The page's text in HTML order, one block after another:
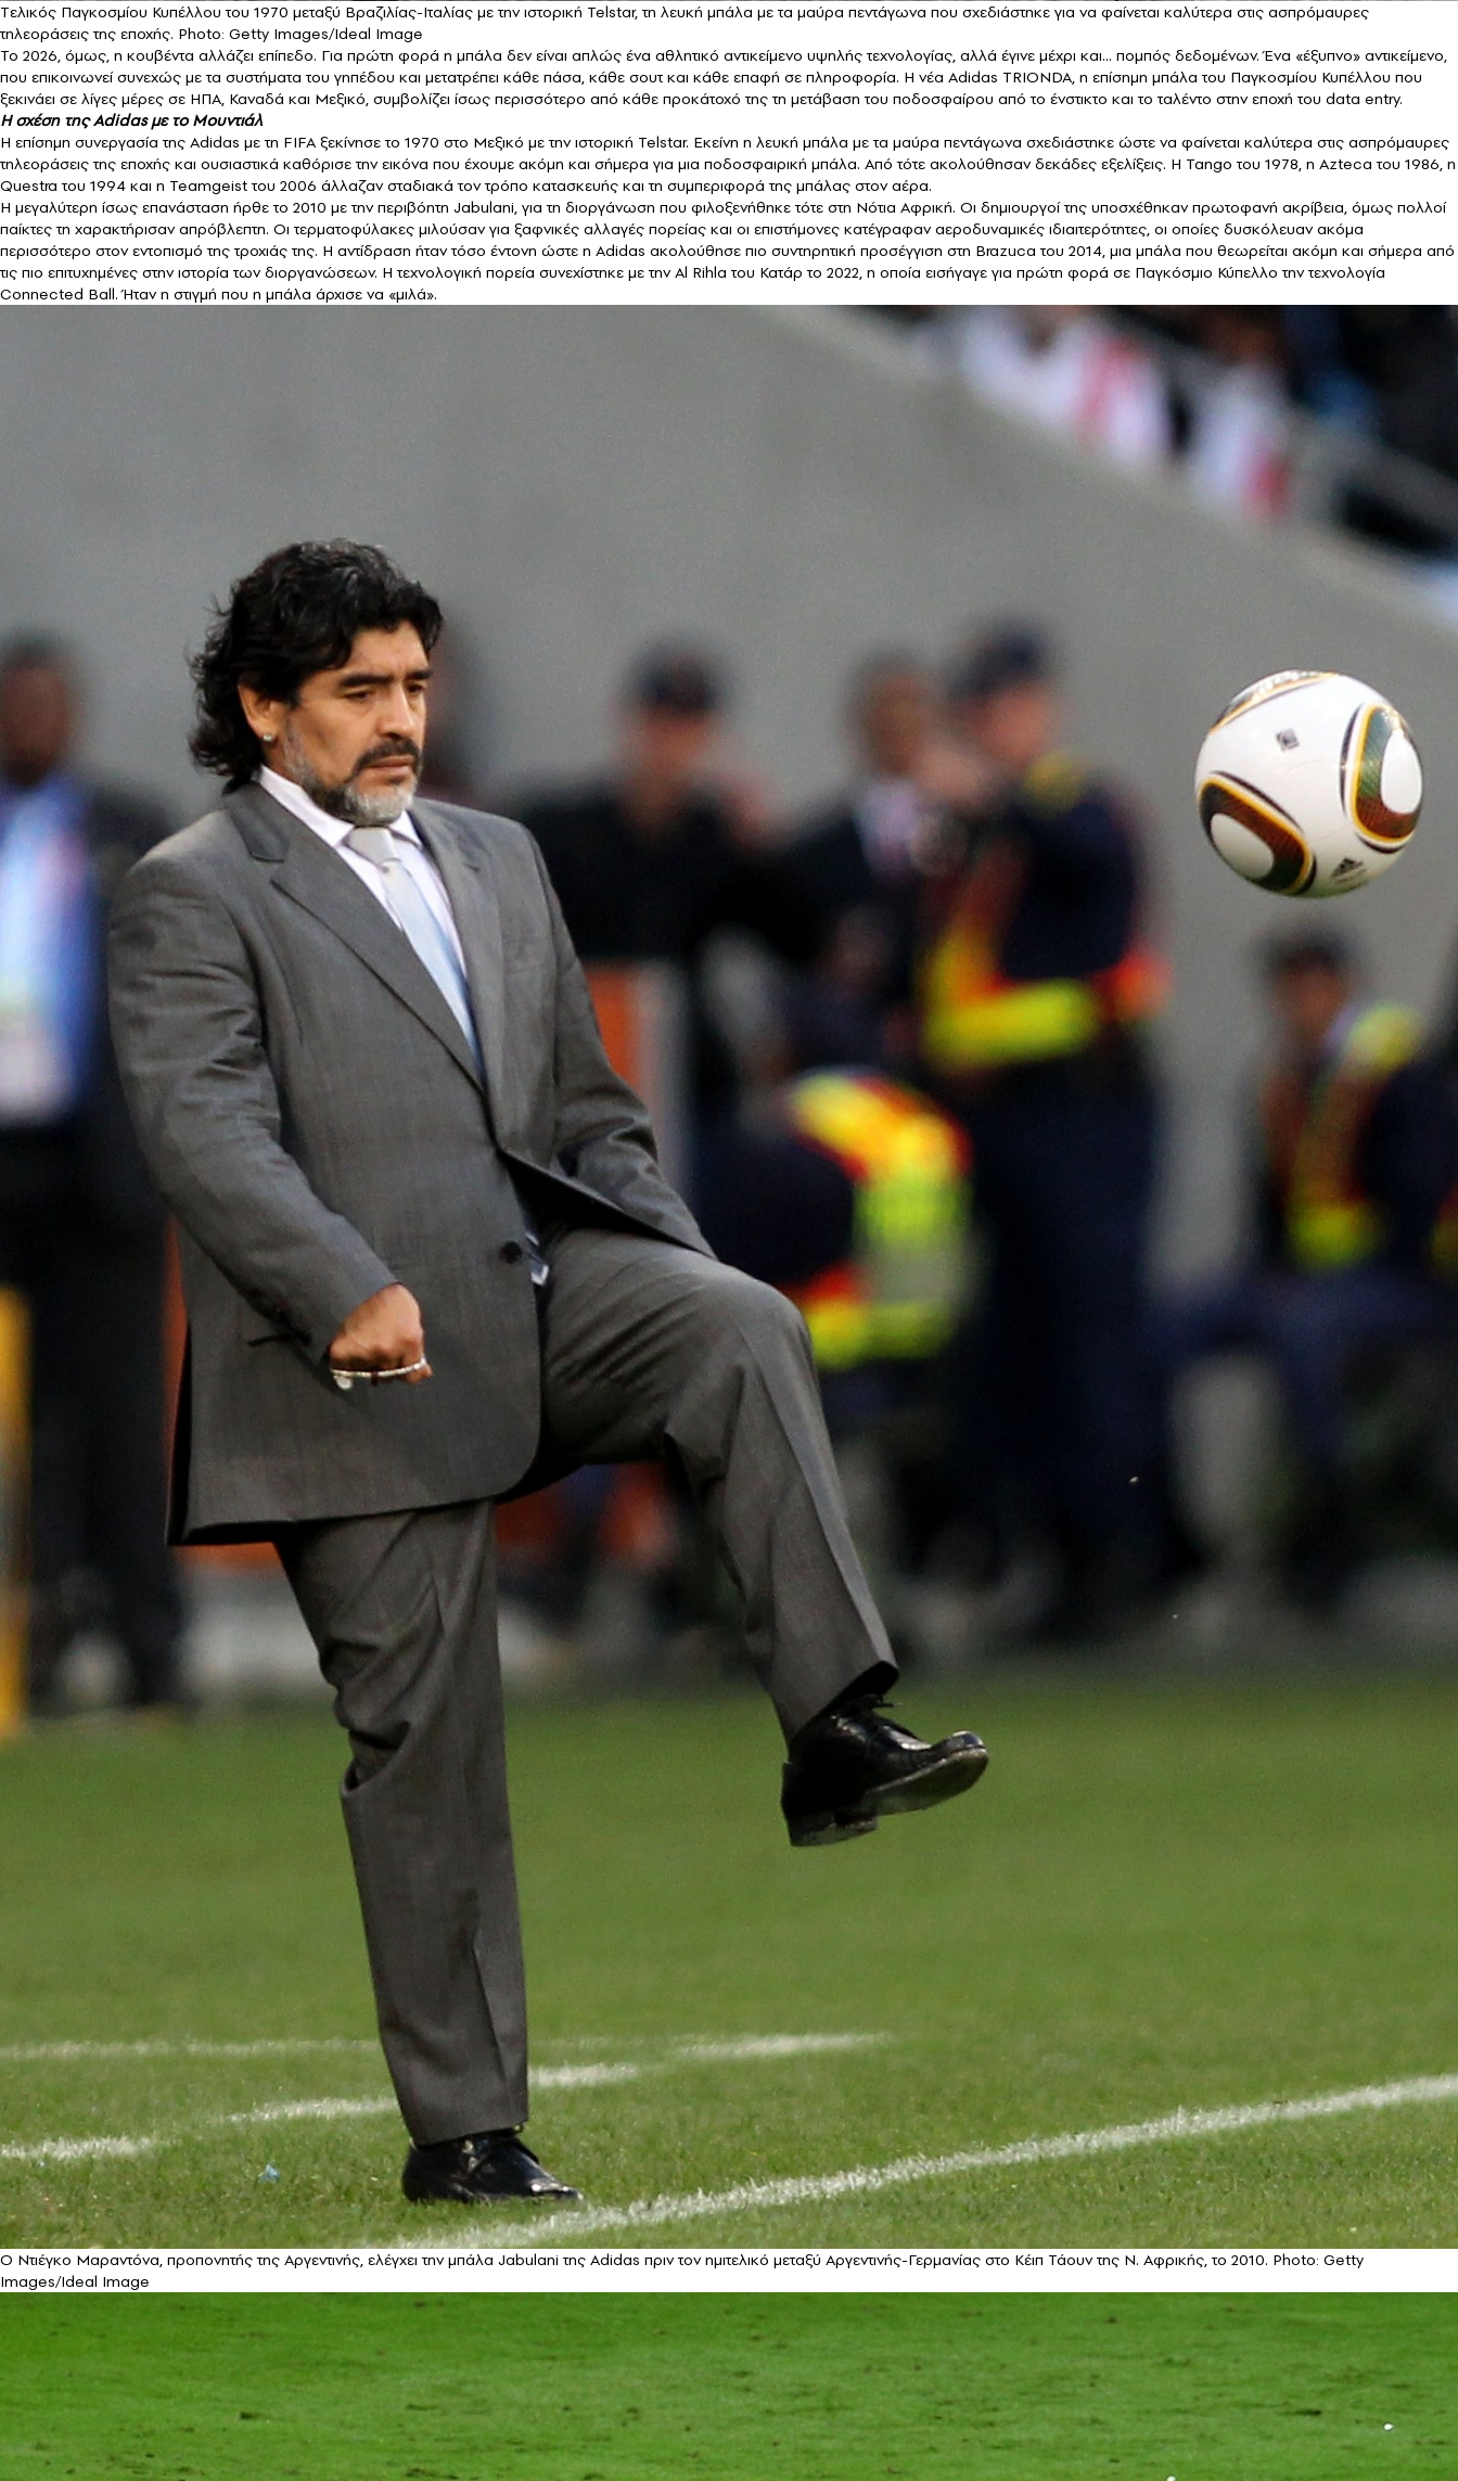
Tελικός Παγκοσμίου Κυπέλλου του 1970 μεταξύ Βραζιλίας-Ιταλίας με την ιστορική Telstar, τη λευκή μπάλα με τα μαύρα πεντάγωνα που σχεδιάστηκε για να φαίνεται καλύτερα στις ασπρόμαυρες
τηλεοράσεις της εποχής. Photo: Getty Images/Ideal Image
Το 2026, όμως, η κουβέντα αλλάζει επίπεδο. Για πρώτη φορά η μπάλα δεν είναι απλώς ένα αθλητικό αντικείμενο υψηλής τεχνολογίας, αλλά έγινε μέχρι και… πομπός δεδομένων. Ένα «έξυπνο» αντικείμενο,
που επικοινωνεί συνεχώς με τα συστήματα του γηπέδου και μετατρέπει κάθε πάσα, κάθε σουτ και κάθε επαφή σε πληροφορία. Η νέα Adidas TRIONDA, η επίσημη μπάλα του Παγκοσμίου Κυπέλλου που
ξεκινάει σε λίγες μέρες σε ΗΠΑ, Καναδά και Μεξικό, συμβολίζει ίσως περισσότερο από κάθε προκάτοχό της τη μετάβαση του ποδοσφαίρου από το ένστικτο και το ταλέντο στην εποχή του data entry.
Η σχέση της Adidas με το Μουντιάλ
Η επίσημη συνεργασία της Adidas με τη FIFA ξεκίνησε το 1970 στο Μεξικό με την ιστορική Telstar. Εκείνη η λευκή μπάλα με τα μαύρα πεντάγωνα σχεδιάστηκε ώστε να φαίνεται καλύτερα στις ασπρόμαυρες
τηλεοράσεις της εποχής και ουσιαστικά καθόρισε την εικόνα που έχουμε ακόμη και σήμερα για μια ποδοσφαιρική μπάλα. Από τότε ακολούθησαν δεκάδες εξελίξεις. Η Tango του 1978, η Azteca του 1986, η
Questra του 1994 και η Teamgeist του 2006 άλλαζαν σταδιακά τον τρόπο κατασκευής και τη συμπεριφορά της μπάλας στον αέρα.
Η μεγαλύτερη ίσως επανάσταση ήρθε το 2010 με την περιβόητη Jabulani, για τη διοργάνωση που φιλοξενήθηκε τότε στη Νότια Αφρική. Οι δημιουργοί της υποσχέθηκαν πρωτοφανή ακρίβεια, όμως πολλοί
παίκτες τη χαρακτήρισαν απρόβλεπτη. Οι τερματοφύλακες μιλούσαν για ξαφνικές αλλαγές πορείας και οι επιστήμονες κατέγραφαν αεροδυναμικές ιδιαιτερότητες, οι οποίες δυσκόλευαν ακόμα
περισσότερο στον εντοπισμό της τροχιάς της. Η αντίδραση ήταν τόσο έντονη ώστε η Adidas ακολούθησε πιο συντηρητική προσέγγιση στη Brazuca του 2014, μια μπάλα που θεωρείται ακόμη και σήμερα από
τις πιο επιτυχημένες στην ιστορία των διοργανώσεων. Η τεχνολογική πορεία συνεχίστηκε με την Al Rihla του Κατάρ το 2022, η οποία εισήγαγε για πρώτη φορά σε Παγκόσμιο Κύπελλο την τεχνολογία
Connected Ball. Ήταν η στιγμή που η μπάλα άρχισε να «μιλά».
Ο Ντιέγκο Μαραντόνα, προπονητής της Αργεντινής, ελέγχει την μπάλα Jabulani της Adidas πριν τον ημιτελικό μεταξύ Αργεντινής-Γερμανίας στο Κέιπ Τάουν της Ν. Αφρικής, το 2010. Photo: Getty
Images/Ideal Image